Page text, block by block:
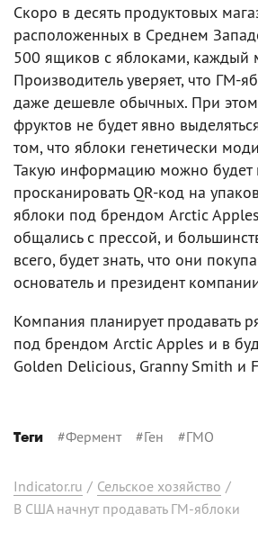
Скоро в десять продуктовых
расположенных в Среднем
500 ящиков с яблоками, каждый
Производитель уверяет, что ГМ-
даже дешевле обычных. При
фруктов не будет явно
том, что яблоки генетически
Такую информацию можно будет
просканировать QR-код на
яблоки под брендом Arctic
общались с прессой, и
всего, будет знать, что они
основатель и президент
Компания планирует продавать
под брендом Arctic Apples и в
Golden Delicious, Granny Smith и
Теги #Фермент#Ген #ГМО
Indicator.ru / Сельское хозяйство /
В США начнут продавать ГМ-яблоки